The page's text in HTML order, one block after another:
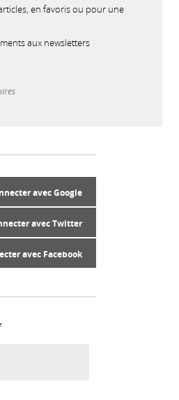
en favoris ou pour une
aux newsletters
avec Google
avec Twitter
avec Facebook